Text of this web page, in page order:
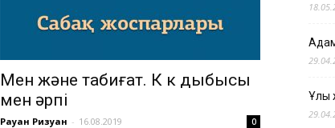
Мен және табиғат. К к дыбысы
мен әрпі
Рауан Ризуан - 16.08.2019 0
Ұлы